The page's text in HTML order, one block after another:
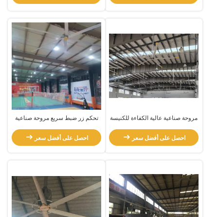
مروحة صناعية عالية الكفاءة للكنيسة
احصل على أفضل سعر
تحكم زر ضبط سريع مروحة صناعية
الرياضية
احصل على أفضل سعر